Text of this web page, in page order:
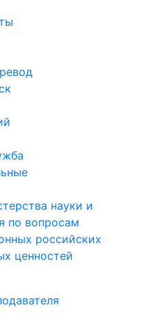
науки и
по вопросам
российских
ценностей